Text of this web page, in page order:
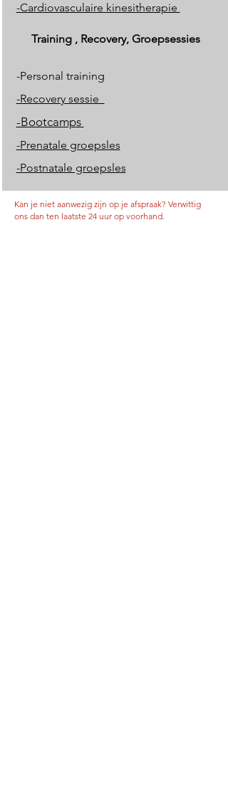
-Cardiovasculaire kinesitherapie
Training , Recovery, Groepsessies
-Personal training
-Recovery sessie
-Bootcamps
-Prenatale groepsles
-Postnatale groepsles
Kan je niet aanwezig zijn op je afspraak? Verwittig
ons dan ten laatste 24 uur op voorhand.